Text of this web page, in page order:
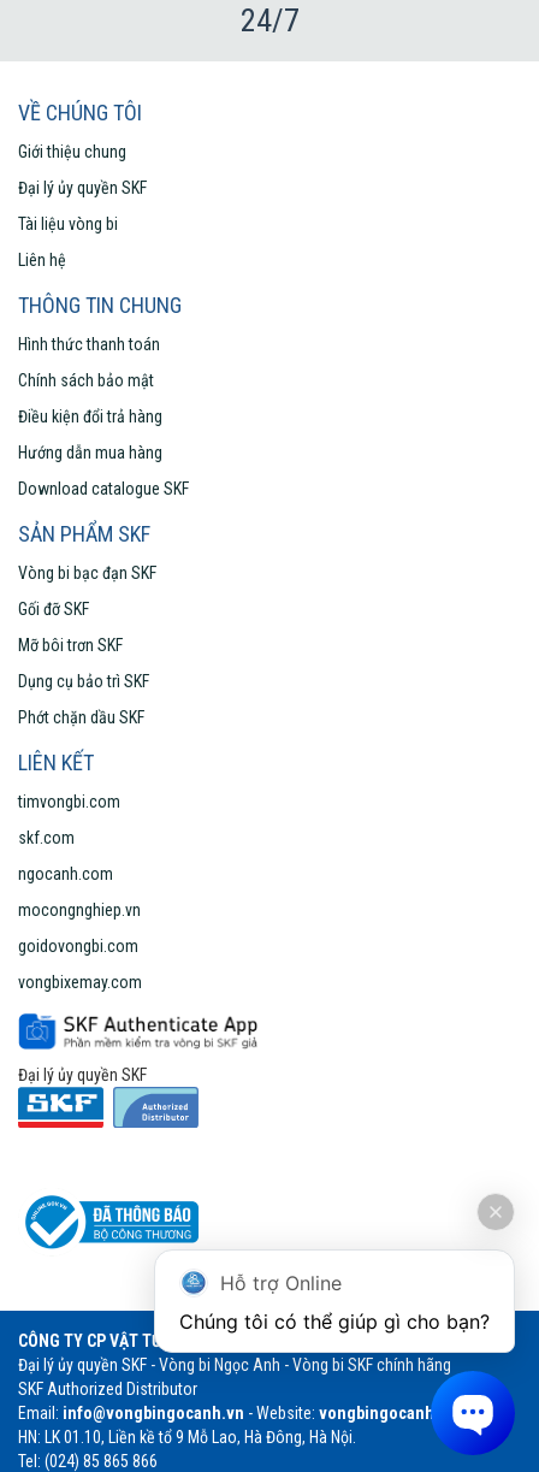
24/7
VỀ CHÚNG TÔI
Giới thiệu chung
Đại lý ủy quyền SKF
Tài liệu vòng bi
Liên hệ
THÔNG TIN CHUNG
Hình thức thanh toán
Chính sách bảo mật
Điều kiện đổi trả hàng
Hướng dẫn mua hàng
Download catalogue SKF
SẢN PHẨM SKF
Vòng bi bạc đạn SKF
Gối đỡ SKF
Mỡ bôi trơn SKF
Dụng cụ bảo trì SKF
Phớt chặn dầu SKF
LIÊN KẾT
timvongbi.com
skf.com
ngocanh.com
mocongnghiep.vn
goidovongbi.com
vongbixemay.com
Đại lý ủy quyền SKF
CÔNG TY CP VẬT TƯ THƯƠNG MẠI NGỌC ANH
Đại lý ủy quyền SKF - Vòng bi Ngọc Anh - Vòng bi SKF chính hãng
SKF Authorized Distributor
Email: info@vongbingocanh.vn - Website: vongbingocanh.vn
HN: LK 01.10, Liền kề tổ 9 Mỗ Lao, Hà Đông, Hà Nội.
Tel: (024) 85 865 866
Hỗ trợ Online
Chúng tôi có thể giúp gì cho bạn?